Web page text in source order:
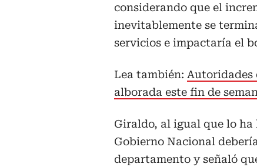
considerando que el
inevitablemente se
servicios e impactaría el
Lea también: Autoridades
alborada este fin de
Giraldo, al igual que lo ha
Gobierno Nacional
departamento y señaló